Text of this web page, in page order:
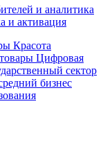
и аналитика
и активация
Красота
Цифровая
сектор
бизнес